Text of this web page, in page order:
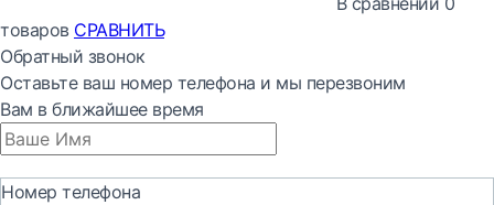
товаров СРАВНИТЬ
Обратный звонок
Оставьте ваш номер телефона и мы перезвоним
Вам в ближайшее время
Номер телефона